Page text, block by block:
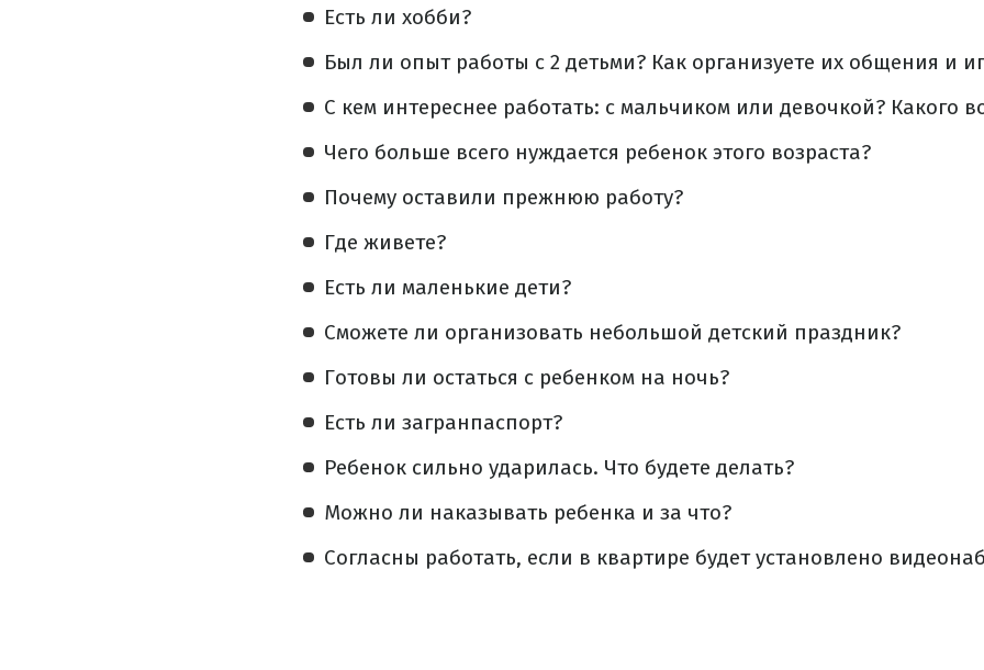
Есть ли хобби?
Был ли опыт работы с 2 детьми? Как организуете их общения и
С кем интереснее работать: с мальчиком или девочкой? Какого
Чего больше всего нуждается ребенок этого возраста?
Почему оставили прежнюю работу?
Где живете?
Есть ли маленькие дети?
Сможете ли организовать небольшой детский праздник?
Готовы ли остаться с ребенком на ночь?
Есть ли загранпаспорт?
Ребенок сильно ударилась. Что будете делать?
Можно ли наказывать ребенка и за что?
Согласны работать, если в квартире будет установлено